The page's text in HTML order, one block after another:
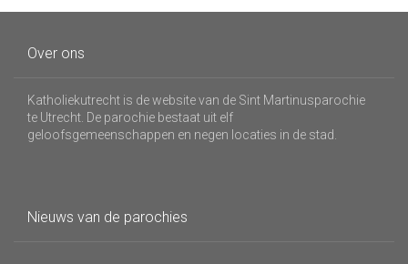
Over ons
Katholiekutrecht is de website van de Sint Martinusparochie
te Utrecht. De parochie bestaat uit elf
geloofsgemeenschappen en negen locaties in de stad.
Nieuws van de parochies